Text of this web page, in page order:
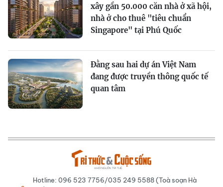
xây gần 50.000 căn nhà ở xã hội,
nhà ở cho thuê "tiêu chuẩn
Singapore" tại Phú Quốc
Đằng sau hai dự án Việt Nam
đang được truyền thông quốc tế
quan tâm
Hotline: 096 523 7756/035 249 5588 (Toà soạn Hà